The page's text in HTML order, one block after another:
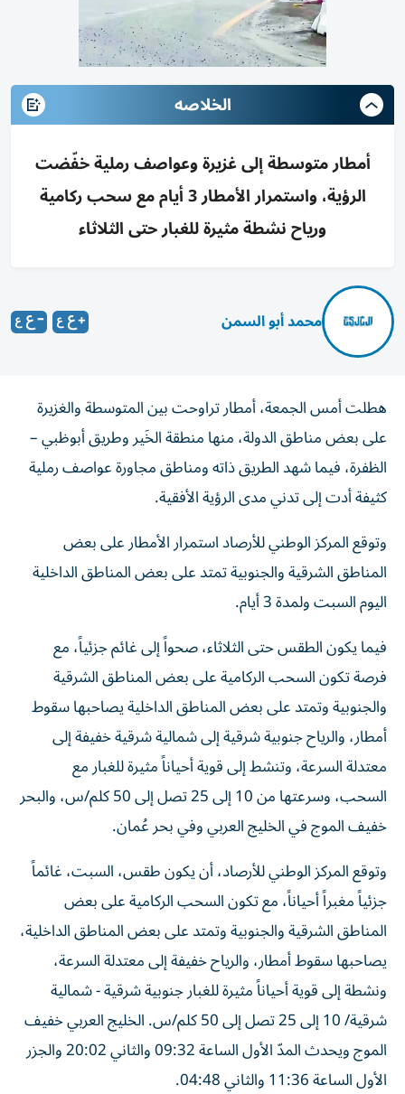
الخلاصه
أمطار متوسطة إلى غزيرة وعواصف رملية خفّضت
الرؤية، واستمرار الأمطار 3 أيام مع سحب ركامية
ورياح نشطة مثيرة للغبار حتى الثلاثاء
محمد أبو السمن
هطلت أمس الجمعة، أمطار تراوحت بين المتوسطة والغزيرة
على بعض مناطق الدولة، منها منطقة الخَير وطريق أبوظبي –
الظفرة، فيما شهد الطريق ذاته ومناطق مجاورة عواصف رملية
كثيفة أدت إلى تدني مدى الرؤية الأفقية.
وتوقع المركز الوطني للأرصاد استمرار الأمطار على بعض
المناطق الشرقية والجنوبية تمتد على بعض المناطق الداخلية
اليوم السبت ولمدة 3 أيام.
فيما يكون الطقس حتى الثلاثاء، صحواً إلى غائم جزئياً، مع
فرصة تكون السحب الركامية على بعض المناطق الشرقية
والجنوبية وتمتد على بعض المناطق الداخلية يصاحبها سقوط
أمطار، والرياح جنوبية شرقية إلى شمالية شرقية خفيفة إلى
معتدلة السرعة، وتنشط إلى قوية أحياناً مثيرة للغبار مع
السحب، وسرعتها من 10 إلى 25 تصل إلى 50 كلم/س، والبحر
خفيف الموج في الخليج العربي وفي بحر عُمان.
وتوقع المركز الوطني للأرصاد، أن يكون طقس، السبت، غائماً
جزئياً مغبراً أحياناً، مع تكون السحب الركامية على بعض
المناطق الشرقية والجنوبية وتمتد على بعض المناطق الداخلية،
يصاحبها سقوط أمطار، والرياح خفيفة إلى معتدلة السرعة،
ونشطة إلى قوية أحياناً مثيرة للغبار جنوبية شرقية - شمالية
شرقية/ 10 إلى 25 تصل إلى 50 كلم/س. الخليج العربي خفيف
الموج ويحدث المدّ الأول الساعة 09:32 والثاني 20:02 والجزر
الأول الساعة 11:36 والثاني 04:48.